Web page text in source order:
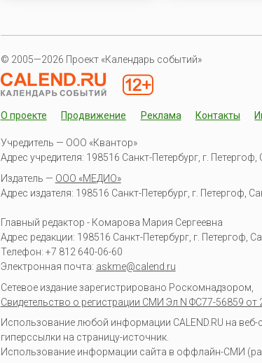
© 2005—2026 Проект «Календарь событий»
О проекте Продвижение Реклама Контакты
Учредитель — ООО «Квантор»
Адрес учредителя: 198516 Санкт-Петербург, г.
Издатель — ООО «МЕДИО»
Адрес издателя: 198516 Санкт-Петербург, г. Петергоф,
Главный редактор - Комарова Мария Сергеевна
Адрес редакции: 198516 Санкт-Петербург, г. Петергоф
Телефон: +7 812 640-06-60
Электронная почта: askme@calend.ru
Сетевое издание зарегистрировано Роскомнадзором,
Свидетельство о регистрации СМИ Эл.N ФС77-56859 от
Использование любой информации CALEND.RU на
гиперссылки на страницу-источник.
Использование информации сайта в оффлайн-СМИ